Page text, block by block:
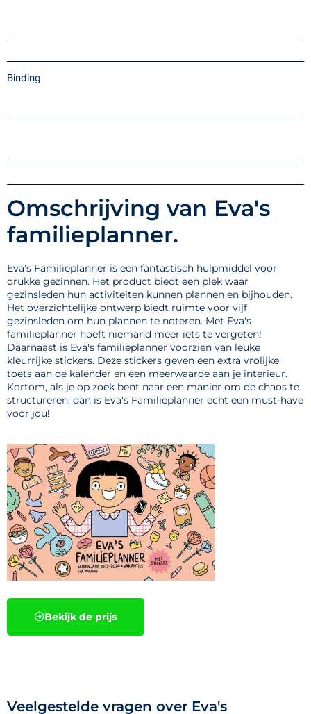
Binding
Omschrijving van Eva's
familieplanner.
Eva's Familieplanner is een fantastisch hulpmiddel voor
drukke gezinnen. Het product biedt een plek waar
gezinsleden hun activiteiten kunnen plannen en bijhouden.
Het overzichtelijke ontwerp biedt ruimte voor vijf
gezinsleden om hun plannen te noteren. Met Eva's
familieplanner hoeft niemand meer iets te vergeten!
Daarnaast is Eva's familieplanner voorzien van leuke
kleurrijke stickers. Deze stickers geven een extra vrolijke
toets aan de kalender en een meerwaarde aan je interieur.
Kortom, als je op zoek bent naar een manier om de chaos te
structureren, dan is Eva's Familieplanner echt een must-have
voor jou!
Bekijk de prijs
Veelgestelde vragen over Eva's